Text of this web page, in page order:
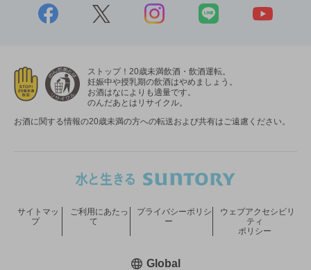
ストップ！20歳未満飲酒・飲酒運転。
妊娠中や授乳期の飲酒はやめましょう。
お酒はなによりも適量です。
のんだあとはリサイクル。
お酒に関する情報の20歳未満の方への転送および共有はご遠慮ください。
サイトマッ
プ
ご利用にあたっ
て
プライバシーポリシ
ー
ウェブアクセシビリ
ティ
ポリシー
Global新しいウィンドウで開く